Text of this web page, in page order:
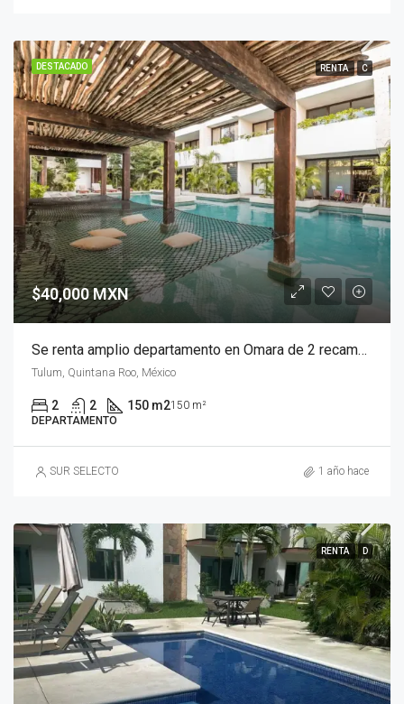
DESTACADO RENTA C
$40,000 MXN
Se renta amplio departamento en Omara de 2 recamaras lock off en Aldea Zamá, Tulum
Tulum, Quintana Roo, México
2 2 150 m2150 m²
DEPARTAMENTO
SUR SELECTO 1 año hace
RENTA D